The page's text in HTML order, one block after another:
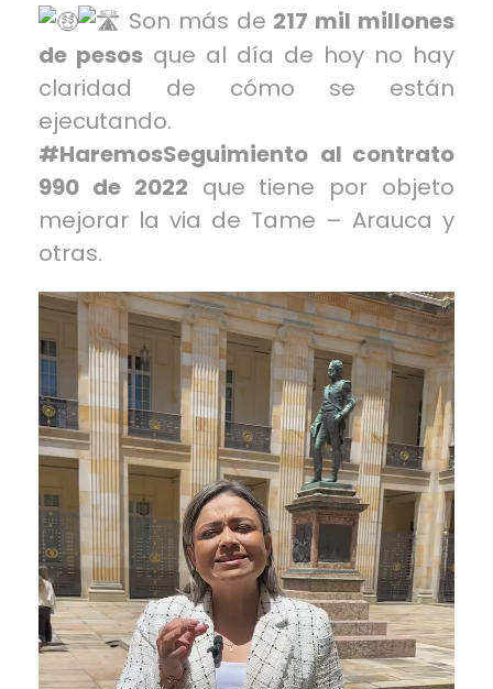
Son más de 217 mil millones
de pesos que al día de hoy no hay
claridad de cómo se están
ejecutando.
#HaremosSeguimiento al contrato
990 de 2022 que tiene por objeto
mejorar la via de Tame – Arauca y
otras.